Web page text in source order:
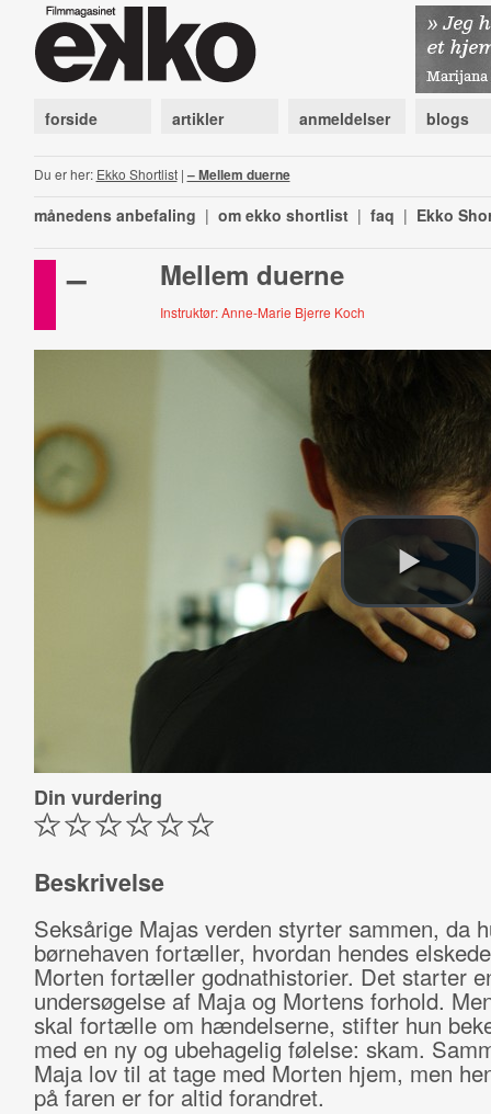
forside artikler anmeldelser blogs
Du er her: Ekko Shortlist| – Mellem duerne
månedens anbefaling | om ekko shortlist | faq | Ekko
– Mellem duerne
Instruktør: Anne-Marie Bjerre Koch
Din vurdering
Beskrivelse
Seksårige Majas verden styrter sammen, da
børnehaven fortæller, hvordan hendes
Morten fortæller godnathistorier. Det starter
undersøgelse af Maja og Mortens forhold.
skal fortælle om hændelserne, stifter hun
med en ny og ubehagelig følelse: skam.
Maja lov til at tage med Morten hjem, men
på faren er for altid forandret.